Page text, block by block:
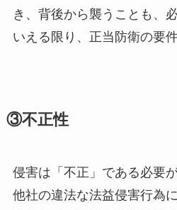
き、背後から襲うことも、
いえる限り、正当防衛の要
③不正性
侵害は「不正」である必要
他社の違法な法益侵害行為